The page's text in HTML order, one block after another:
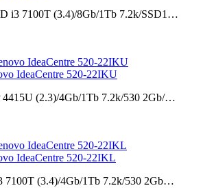
i3 7100T (3.4)/8Gb/1Tb 7.2k/SSD1…
IdeaCentre 520-22IKU
(2.3)/4Gb/1Tb 7.2k/530 2Gb/…
IdeaCentre 520-22IKL
7100T (3.4)/4Gb/1Tb 7.2k/530 2Gb…